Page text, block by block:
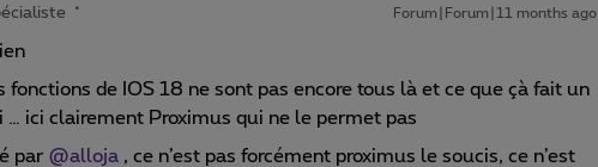
Forum|Forum|11 months ago
fonctions de IOS 18 ne sont pas encore tous là et ce que çà fait un
… ici clairement Proximus qui ne le permet pas
par @alloja , ce n’est pas forcément proximus le soucis, ce n’est